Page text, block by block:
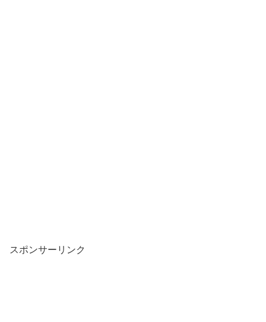
スポンサーリンク